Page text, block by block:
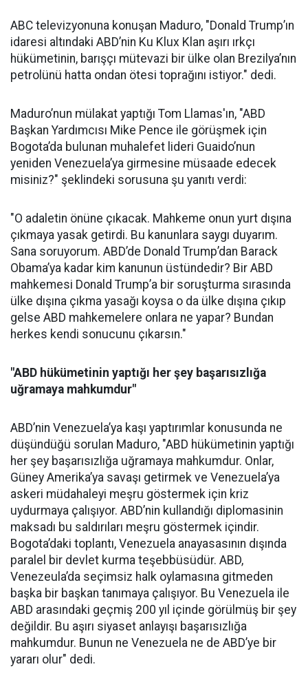
ABC televizyonuna konuşan Maduro, "Donald Trump’ın
idaresi altındaki ABD’nin Ku Klux Klan aşırı ırkçı
hükümetinin, barışçı mütevazi bir ülke olan Brezilya’nın
petrolünü hatta ondan ötesi toprağını istiyor." dedi.
Maduro’nun mülakat yaptığı Tom Llamas'ın, "ABD
Başkan Yardımcısı Mike Pence ile görüşmek için
Bogota’da bulunan muhalefet lideri Guaido’nun
yeniden Venezuela’ya girmesine müsaade edecek
misiniz?" şeklindeki sorusuna şu yanıtı verdi:
"O adaletin önüne çıkacak. Mahkeme onun yurt dışına
çıkmaya yasak getirdi. Bu kanunlara saygı duyarım.
Sana soruyorum. ABD’de Donald Trump’dan Barack
Obama’ya kadar kim kanunun üstündedir? Bir ABD
mahkemesi Donald Trump’a bir soruşturma sırasında
ülke dışına çıkma yasağı koysa o da ülke dışına çıkıp
gelse ABD mahkemelere onlara ne yapar? Bundan
herkes kendi sonucunu çıkarsın."
"ABD hükümetinin yaptığı her şey başarısızlığa
uğramaya mahkumdur"
ABD’nin Venezuela’ya kaşı yaptırımlar konusunda ne
düşündüğü sorulan Maduro, "ABD hükümetinin yaptığı
her şey başarısızlığa uğramaya mahkumdur. Onlar,
Güney Amerika’ya savaşı getirmek ve Venezuela’ya
askeri müdahaleyi meşru göstermek için kriz
uydurmaya çalışıyor. ABD’nin kullandığı diplomasinin
maksadı bu saldırıları meşru göstermek içindir.
Bogota’daki toplantı, Venezuela anayasasının dışında
paralel bir devlet kurma teşebbüsüdür. ABD,
Venezeula’da seçimsiz halk oylamasına gitmeden
başka bir başkan tanımaya çalışıyor. Bu Venezuela ile
ABD arasındaki geçmiş 200 yıl içinde görülmüş bir şey
değildir. Bu aşırı siyaset anlayışı başarısızlığa
mahkumdur. Bunun ne Venezuela ne de ABD’ye bir
yararı olur" dedi.